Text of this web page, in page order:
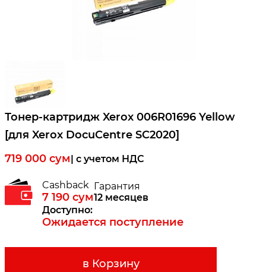
Тонер-картридж Xerox 006R01696 Yellow
[для Xerox DocuCentre SC2020]
719 000 сум| c учетом НДС
Cashback
7 190 сум
Гарантия
12 месяцев
Доступно:
Ожидается поступление
в Корзину